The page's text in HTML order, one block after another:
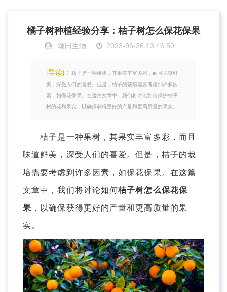
橘子树种植经验分享：桔子树怎么保花保果
颂田生物 2023-06-26 13:46:50
[导读]： 桔子是一种果树，其果实丰富多彩，而且味道鲜
美，深受人们的喜爱。但是，桔子的栽培需要考虑到许多因
素，如保花保果。在这篇文章中，我们将讨论如何保护桔子
树的花和果实，以确保获得更好的产量和更高质量的果实。
桔子是一种果树，其果实丰富多彩，而且
味道鲜美，深受人们的喜爱。但是，桔子的栽
培需要考虑到许多因素，如保花保果。在这篇
文章中，我们将讨论如何桔子树怎么保花保
果 ，以确保获得更好的产量和更高质量的果
实。